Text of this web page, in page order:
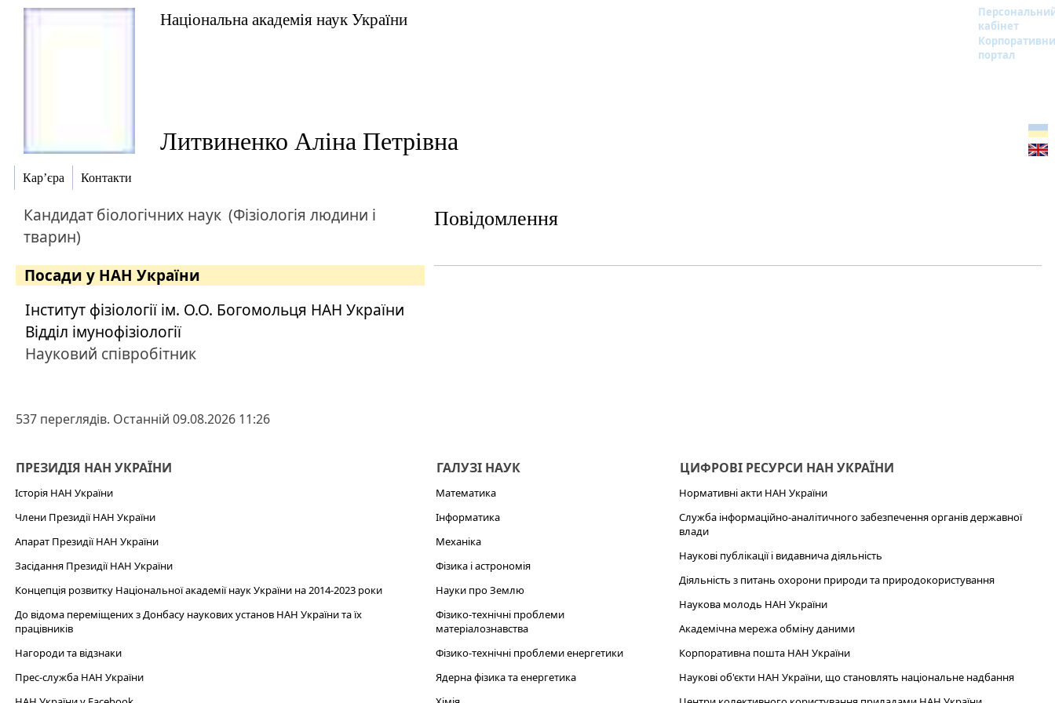
Національна академія наук України
кабінет
портал
Литвиненко Аліна Петрівна
Кар’єра Контакти
Кандидатбіологічних наук (Фізіологія людини і
тварин)
Посади у НАН України
Інститут фізіології ім. О.О. Богомольця НАН України
Відділ імунофізіології
Науковий співробітник
537 переглядів. Останній 09.08.2026 11:26
Повідомлення
ПРЕЗИДІЯ НАН УКРАЇНИ
Історія НАН України
Члени Президії НАН України
Апарат Президії НАН України
Засідання Президії НАН України
Концепція розвитку Національної академії наук України на 2014-2023 роки
До відома переміщених з Донбасу наукових установ НАН України та їх
працівників
Нагороди та відзнаки
Прес-служба НАН України
ГАЛУЗІ НАУК
Математика
Інформатика
Механіка
Фізика і астрономія
Науки про Землю
Фізико-технічні проблеми
матеріалознавства
Фізико-технічні проблеми енергетики
Ядерна фізика та енергетика
ЦИФРОВІ РЕСУРСИ НАН УКРАЇНИ
Нормативні акти НАН України
Служба інформаційно-аналітичного забезпечення органів державної
влади
Наукові публікації і видавнича діяльність
Діяльність з питань охорони природи та природокористування
Наукова молодь НАН України
Академічна мережа обміну даними
Корпоративна пошта НАН України
Наукові об'єкти НАН України, що становлять національне надбання